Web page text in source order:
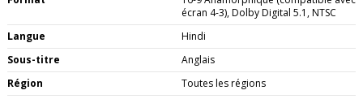
écran 4-3), Dolby Digital 5.1, NTSC
Langue
Hindi
Sous-titre
Anglais
Région
Toutes les régions